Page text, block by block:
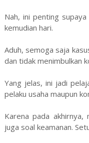
Nah, ini penting
kemudian hari.
Aduh, semoga saja
dan tidak menimbulkan
Yang jelas, ini jadi
pelaku usaha maupun
Karena pada akhirnya,
juga soal keamanan.